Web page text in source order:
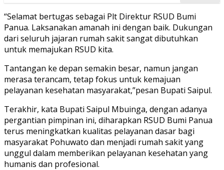
“Selamat bertugas sebagai Plt Direktur RSUD Bumi
Panua. Laksanakan amanah ini dengan baik. Dukungan
dari seluruh jajaran rumah sakit sangat dibutuhkan
untuk memajukan RSUD kita.
Tantangan ke depan semakin besar, namun jangan
merasa terancam, tetap fokus untuk kemajuan
pelayanan kesehatan masyarakat,”pesan Bupati Saipul.
Terakhir, kata Bupati Saipul Mbuinga, dengan adanya
pergantian pimpinan ini, diharapkan RSUD Bumi Panua
terus meningkatkan kualitas pelayanan dasar bagi
masyarakat Pohuwato dan menjadi rumah sakit yang
unggul dalam memberikan pelayanan kesehatan yang
humanis dan profesional.